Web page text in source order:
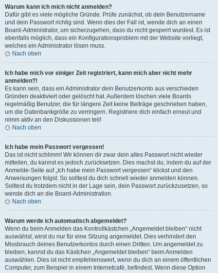
Warum kann ich mich nicht anmelden?
Dafür gibt es viele mögliche Gründe. Prüfe zunächst, ob dein Benutzername
und dein Passwort richtig sind. Wenn dies der Fall ist, wende dich an einen
Board-Administrator, um sicherzugehen, dass du nicht gesperrt wurdest. Es ist
ebenfalls möglich, dass ein Konfigurationsproblem mit der Website vorliegt,
welches ein Administrator lösen muss.
Nach oben
Ich habe mich vor einiger Zeit registriert, kann mich aber nicht mehr
anmelden?!
Es kann sein, dass ein Administrator dein Benutzerkonto aus verschieden
Gründen deaktiviert oder gelöscht hat. Außerdem löschen viele Boards
regelmäßig Benutzer, die für längere Zeit keine Beiträge geschrieben haben,
um die Datenbankgröße zu verringern. Registriere dich einfach erneut und
nimm aktiv an den Diskussionen teil!
Nach oben
Ich habe mein Passwort vergessen!
Das ist nicht schlimm! Wir können dir zwar dein altes Passwort nicht wieder
mitteilen, du kannst es jedoch zurücksetzen. Dies machst du, indem du auf der
Anmelde-Seite auf „Ich habe mein Passwort vergessen“ klickst und den
Anweisungen folgst. So solltest du dich schnell wieder anmelden können.
Solltest du trotzdem nicht in der Lage sein, dein Passwort zurückzusetzen, so
wende dich an die Board-Administration.
Nach oben
Warum werde ich automatisch abgemeldet?
Wenn du beim Anmelden das Kontrollkästchen „Angemeldet bleiben“ nicht
auswählst, wirst du nur für eine Sitzung angemeldet. Dies verhindert den
Missbrauch deines Benutzerkontos durch einen Dritten. Um angemeldet zu
bleiben, kannst du das Kästchen „Angemeldet bleiben“ beim Anmelden
auswählen. Dies ist nicht empfehlenswert, wenn du dich an einem öffentlichen
Computer, zum Beispiel in einem Internetcafé, befindest. Wenn diese Option